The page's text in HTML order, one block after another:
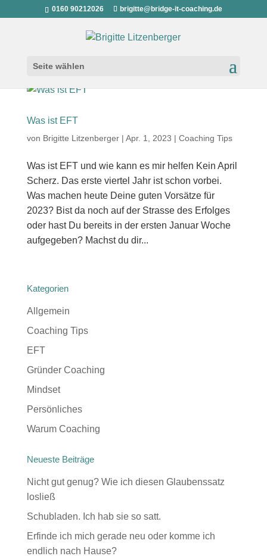
0160 90212026 brigitte@bridge-it-coaching.de
Seite wählen
Was ist EFT
von Brigitte Litzenberger| Apr. 1, 2023 | Coaching Tips
Was ist EFT und wie kann es mir helfen Kein April
Scherz. Das erste viertel Jahr ist schon vorbei.
Was machen heute Deine guten Vorsätze für
2023? Bist da noch auf der Strasse des Erfolges
oder hast Du bereits in der ersten Januar Woche
aufgegeben? Machst du dir...
Kategorien
Allgemein
Coaching Tips
EFT
Gründer Coaching
Mindset
Persönliches
Warum Coaching
Neueste Beiträge
Nicht gut genug? Wie ich diesen Glaubenssatz
losließ
Schubladen. Ich hab sie so satt.
Erfinde ich mich gerade neu oder komme ich
endlich nach Hause?